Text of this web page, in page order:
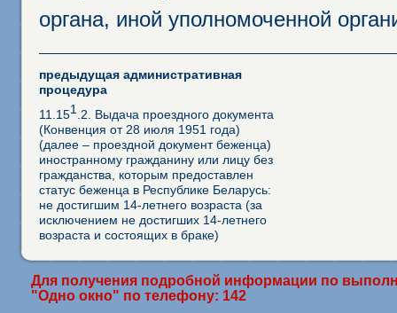
органа, иной уполномоченной
предыдущая административная
процедура
11.151 .2. Выдача проездного документа
(Конвенция от 28 июля 1951 года)
(далее – проездной документ беженца)
иностранному гражданину или лицу без
гражданства, которым предоставлен
статус беженца в Республике Беларусь:
не достигшим 14-летнего возраста (за
исключением не достигших 14-летнего
возраста и состоящих в браке)
Для получения подробной информации по
"Одно окно" по телефону: 142